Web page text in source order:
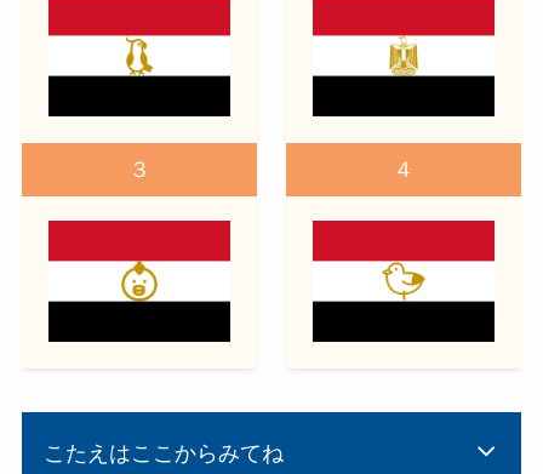
３ ４
こたえはここからみてね